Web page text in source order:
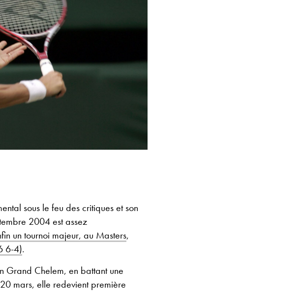
sous le feu des critiques et son
2004 est assez
un tournoi majeur, au Masters,
6-4).
Grand Chelem, en battant une
mars, elle redevient première